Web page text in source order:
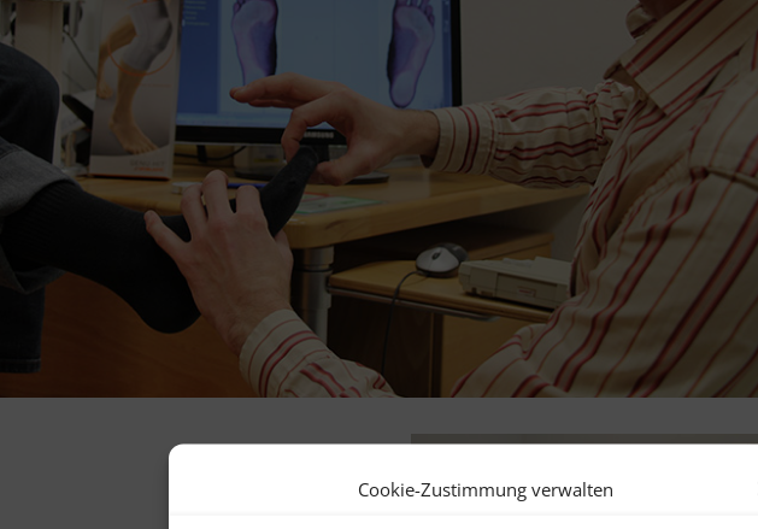
Cookie-Zustimmung verwalten